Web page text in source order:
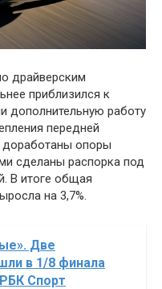
драйверским
приблизился к
дополнительную работу
передней
доработаны опоры
сделаны распорка под
В итоге общая
на 3,7%.
Две
в 1/8 финала
Спорт